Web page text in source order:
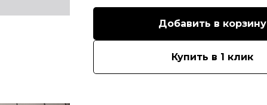
Добавить в корзину
Купить в 1 клик